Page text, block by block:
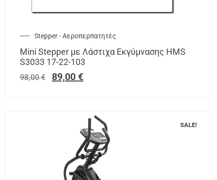
Stepper - Αεροπερπατητές
Mini Stepper με Λάστιχα Εκγύμνασης HMS
S3033 17-22-103
98,00€ 89,00 €
SALE!